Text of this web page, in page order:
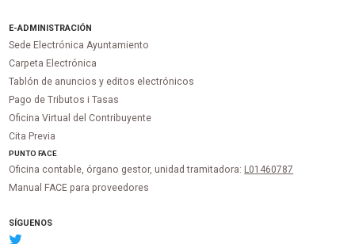
E-ADMINISTRACIÓN
Sede Electrónica Ayuntamiento
Carpeta Electrónica
Tablón de anuncios y editos electrónicos
Pago de Tributos i Tasas
Oficina Virtual del Contribuyente
Cita Previa
PUNTOFACE
Oficina contable, órgano gestor, unidad tramitadora: L01460787
Manual FACE para proveedores
SÍGUENOS